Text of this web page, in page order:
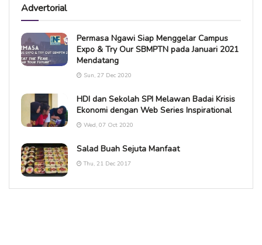
Advertorial
Permasa Ngawi Siap Menggelar Campus
Expo & Try Our SBMPTN pada Januari 2021
Mendatang
Sun, 27 Dec 2020
HDI dan Sekolah SPI Melawan Badai Krisis
Ekonomi dengan Web Series Inspirational
Wed, 07 Oct 2020
Salad Buah Sejuta Manfaat
Thu, 21 Dec 2017